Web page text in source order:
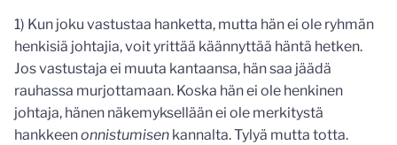
1) Kun joku vastustaa hanketta, mutta hän ei ole ryhmän
henkisiä johtajia, voit yrittää käännyttää häntä hetken.
Jos vastustaja ei muuta kantaansa, hän saa jäädä
rauhassa murjottamaan. Koska hän ei ole henkinen
johtaja, hänen näkemyksellään ei ole merkitystä
hankkeenonnistumisen kannalta. Tylyä mutta totta.